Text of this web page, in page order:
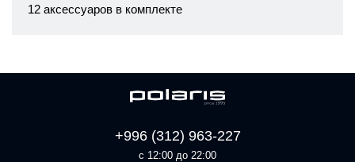
12 аксессуаров в комплекте
+996 (312) 963-227
с 12:00 до 22:00